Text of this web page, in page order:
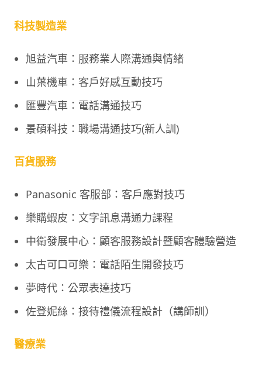
科技製造業
旭益汽車：服務業人際溝通與情緒
山葉機車：客戶好感互動技巧
匯豐汽車：電話溝通技巧
景碩科技：職場溝通技巧(新人訓)
百貨服務
Panasonic 客服部：客戶應對技巧
樂購蝦皮：文字訊息溝通力課程
中衛發展中心：顧客服務設計暨顧客體驗營造
太古可口可樂：電話陌生開發技巧
夢時代：公眾表達技巧
佐登妮絲：接待禮儀流程設計（講師訓）
醫療業